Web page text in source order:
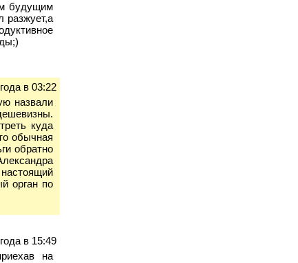
будущим
разжует,а
в 03:22
назвали
куда
обычная
обратно
орган по
в 15:49
на